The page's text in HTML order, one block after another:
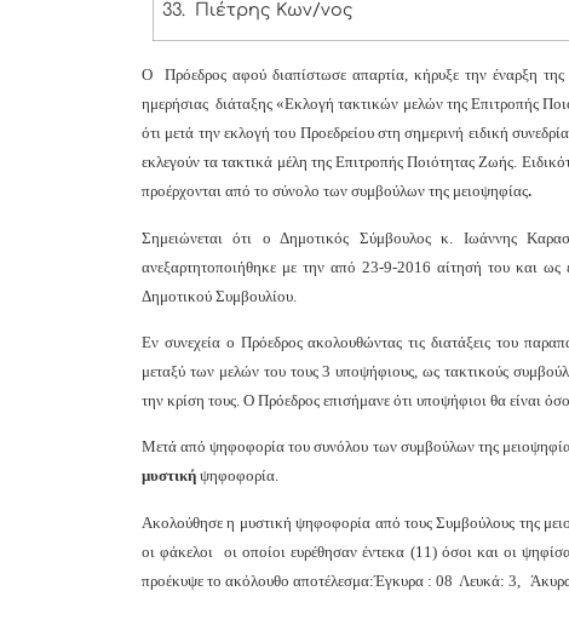
33. Πιέτρης Κων/νος
Ο Πρόεδρος αφού διαπίστωσε απαρτία, κήρυξε την έναρξη
ημερήσιας διάταξης «Εκλογή τακτικών μελών της Επιτροπής
ότι μετά την εκλογή του Προεδρείου στη σημερινή ειδική
εκλεγούν τα τακτικά μέλη της Επιτροπής Ποιότητας Ζωής.
προέρχονται από το σύνολο των συμβούλων της μειοψηφίας.
Σημειώνεται ότι ο Δημοτικός Σύμβουλος κ. Ιωάννης
ανεξαρτητοποιήθηκε με την από 23-9-2016 αίτησή του και
Δημοτικού Συμβουλίου.
Εν συνεχεία ο Πρόεδρος ακολουθώντας τις διατάξεις του
μεταξύ των μελών του τους 3 υποψήφιους, ως τακτικούς
την κρίση τους. Ο Πρόεδρος επισήμανε ότι υποψήφιοι θα είναι
Μετά από ψηφοφορία του συνόλου των συμβούλων της
μυστική ψηφοφορία.
Ακολούθησε η μυστική ψηφοφορία από τους Συμβούλους της
οι φάκελοι οι οποίοι ευρέθησαν έντεκα (11) όσοι και οι
προέκυψε το ακόλουθο αποτέλεσμα:Έγκυρα : 08 Λευκά: 3,